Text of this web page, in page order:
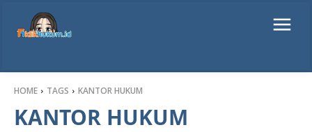
HOME TAGS KANTOR HUKUM
KANTOR HUKUM